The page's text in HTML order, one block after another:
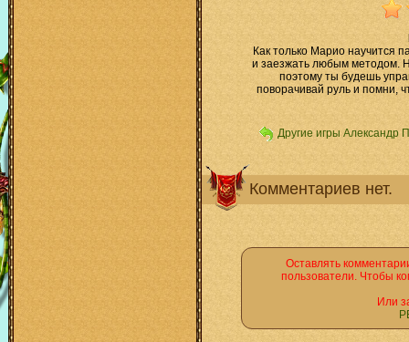
Как только Марио научится
и заезжать любым методом.
поэтому ты будешь
поворачивай руль и помни,
Другие игры Александр
Комментариев нет.
Оставлять
пользователи. Чтобы
Или